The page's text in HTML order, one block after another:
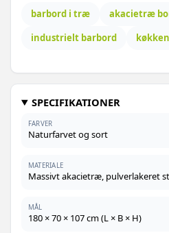
barbord i træ
akacietræ
industrielt barbord
SPECIFIKATIONER
FARVER
Naturfarvet og sort
MATERIALE
Massivt akacietræ, pulverlakeret
MÅL
180 × 70 × 107 cm (L × B × H)